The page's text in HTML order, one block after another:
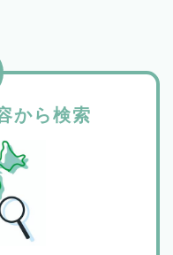
から検索